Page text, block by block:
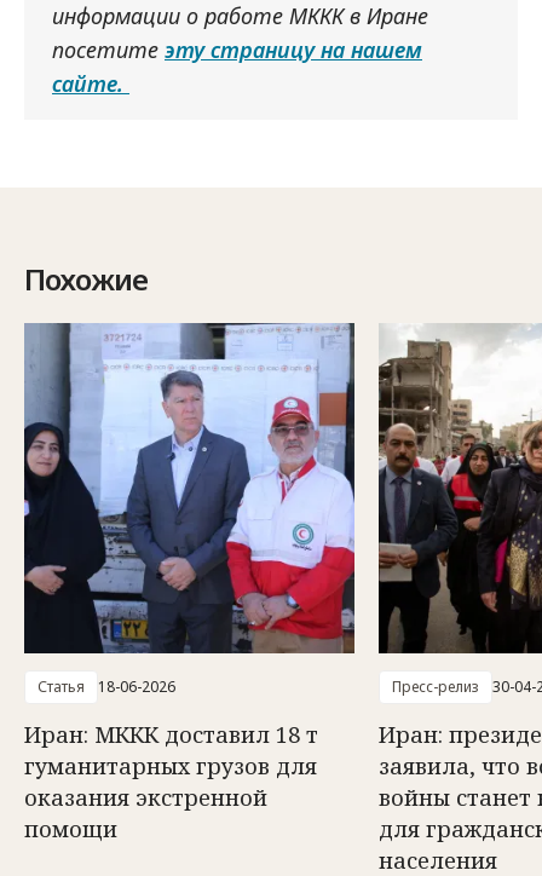
информации о работе МККК в Иране
посетите эту страницу на нашем
сайте.
Похожие
Статья 18-06-2026
Иран: МККК доставил 18 т
гуманитарных грузов для
оказания экстренной
помощи
Пресс-релиз 30-04-
Иран:
заявила, что
войны станет
для
населения